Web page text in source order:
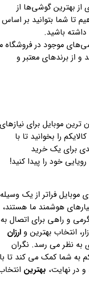
از بهترین گوشی‌ها از
تا شما بتوانید بر اساس
داشته باشید.
موجود در فروشگاه
از برندهای معتبر و
ترین موبایل برای نیازهای
را بخوانید تا با
برای یک خرید
خود را پیدا کنید!
فراتر از یک وسیله
هوشمند ما هستند،
و راهی برای اتصال به
انتخاب بهترین و ارزان
به نظر می رسد. نگران
به شما کمک می کند تا با
در نهایت، بهترین